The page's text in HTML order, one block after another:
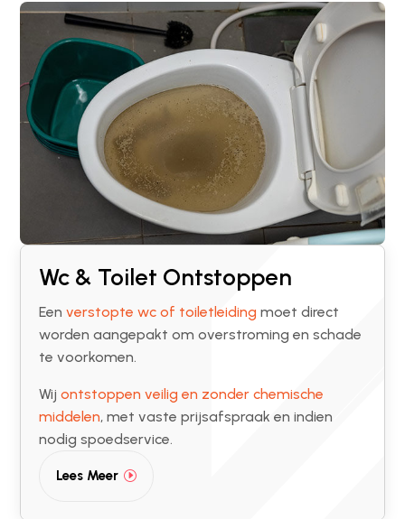
Wc & Toilet Ontstoppen
Een verstopte wc of toiletleiding moet direct
worden aangepakt om overstroming en schade
te voorkomen.
Wij ontstoppen veilig en zonder chemische
middelen, met vaste prijsafspraak en indien
nodig spoedservice.
Lees Meer